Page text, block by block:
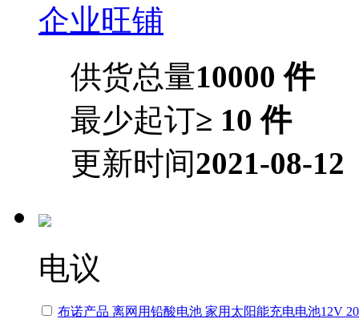
企业旺铺
供货总量10000 件
最少起订≥ 10 件
更新时间2021-08-12
电议
布诺产品 离网用铅酸电池 家用太阳能充电电池12V